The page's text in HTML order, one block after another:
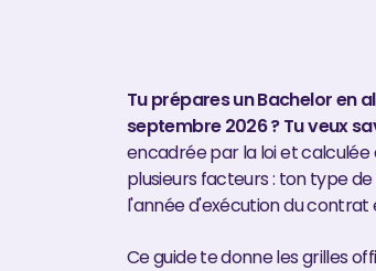
Tu prépares un Bachelor en
septembre 2026 ? Tu veux
encadrée par la loi et
plusieurs facteurs : ton type
l'année d'exécution du
Ce guide te donne les grilles